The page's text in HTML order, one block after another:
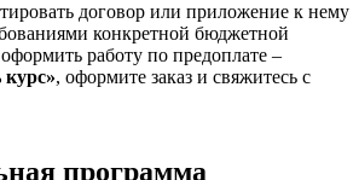
договор или приложение к нему
конкретной бюджетной
работу по предоплате –
, оформите заказ и свяжитесь с
программа